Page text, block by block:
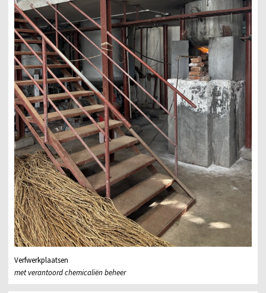
Verfwerkplaatsen
met verantoord chemicaliën beheer